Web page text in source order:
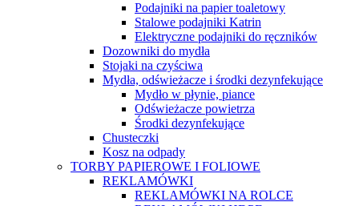
Podajniki na papier toaletowy
Stalowe podajniki Katrin
Elektryczne podajniki do ręczników
Dozowniki do mydła
Stojaki na czyściwa
Mydła, odświeżacze i środki dezynfekujące
Mydło w płynie, piance
Odświeżacze powietrza
Środki dezynfekujące
Chusteczki
Kosz na odpady
TORBY PAPIEROWE I FOLIOWE
REKLAMÓWKI
REKLAMÓWKI NA ROLCE